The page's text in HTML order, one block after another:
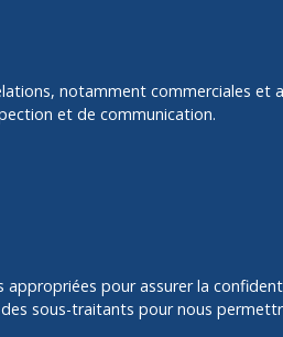
notamment commerciales et
et de communication.
pour assurer la
sous-traitants pour nous